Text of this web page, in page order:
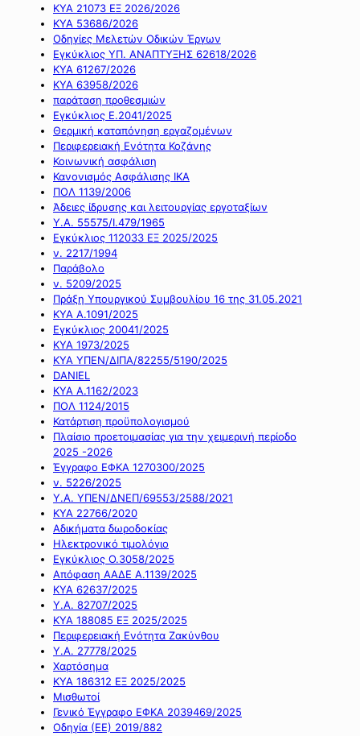
ΚΥΑ 21073 ΕΞ 2026/2026
ΚΥΑ 53686/2026
Οδηγίες Μελετών Οδικών Έργων
Εγκύκλιος ΥΠ. ΑΝΑΠΤΥΞΗΣ 62618/2026
ΚΥΑ 61267/2026
ΚΥΑ 63958/2026
παράταση προθεσμιών
Εγκύκλιος Ε.2041/2025
Θερμική καταπόνηση εργαζομένων
Περιφερειακή Ενότητα Κοζάνης
Κοινωνική ασφάλιση
Κανονισμός Ασφάλισης ΙΚΑ
ΠΟΛ 1139/2006
Άδειες ίδρυσης και λειτουργίας εργοταξίων
Υ.Α. 55575/Ι.479/1965
Εγκύκλιος 112033 ΕΞ 2025/2025
ν. 2217/1994
Παράβολο
ν. 5209/2025
Πράξη Υπουργικού Συμβουλίου 16 της 31.05.2021
ΚΥΑ Α.1091/2025
Εγκύκλιος 20041/2025
ΚΥΑ 1973/2025
ΚΥΑ ΥΠΕΝ/ΔΙΠΑ/82255/5190/2025
DANIEL
ΚΥΑ Α.1162/2023
ΠΟΛ 1124/2015
Κατάρτιση προϋπολογισμού
Πλαίσιο προετοιμασίας για την χειμερινή περίοδο
2025 -2026
Έγγραφο ΕΦΚΑ 1270300/2025
ν. 5226/2025
Υ.Α. ΥΠΕΝ/ΔΝΕΠ/69553/2588/2021
ΚΥΑ 22766/2020
Αδικήματα δωροδοκίας
Ηλεκτρονικό τιμολόγιο
Εγκύκλιος Ο.3058/2025
Απόφαση ΑΑΔΕ Α.1139/2025
ΚΥΑ 62637/2025
Υ.Α. 82707/2025
ΚΥΑ 188085 ΕΞ 2025/2025
Περιφερειακή Ενότητα Ζακύνθου
Υ.Α. 27778/2025
Χαρτόσημα
ΚΥΑ 186312 ΕΞ 2025/2025
Μισθωτοί
Γενικό Έγγραφο ΕΦΚΑ 2039469/2025
Οδηγία (ΕΕ) 2019/882